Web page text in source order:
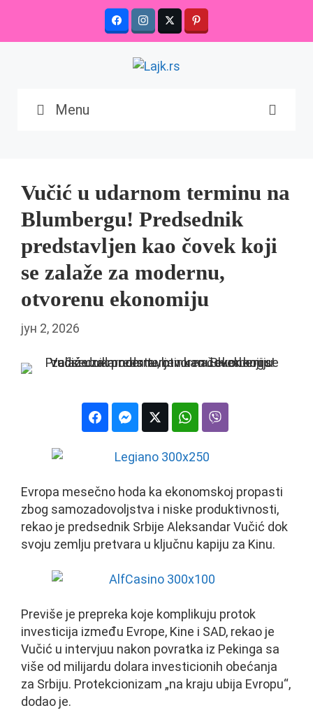
content
Menu
Vučić u udarnom terminu na
Blumbergu! Predsednik
predstavljen kao čovek koji
se zalaže za modernu,
otvorenu ekonomiju
јун 2, 2026
Evropa mesečno hoda ka ekonomskoj propasti
zbog samozadovoljstva i niske produktivnosti,
rekao je predsednik Srbije Aleksandar Vučić dok
svoju zemlju pretvara u ključnu kapiju za Kinu.
Previše je prepreka koje komplikuju protok
investicija između Evrope, Kine i SAD, rekao je
Vučić u intervjuu nakon povratka iz Pekinga sa
više od milijardu dolara investicionih obećanja
za Srbiju. Protekcionizam „na kraju ubija Evropu“,
dodao je.